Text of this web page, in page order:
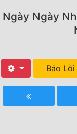
Truyện Mới Ra
Hoàn Thành
Ngày Ngày
Báo Lỗi